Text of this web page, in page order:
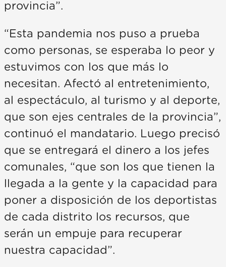
provincia”.
“Esta pandemia nos puso a prueba
como personas, se esperaba lo peor y
estuvimos con los que más lo
necesitan. Afectó al entretenimiento,
al espectáculo, al turismo y al deporte,
que son ejes centrales de la provincia”,
continuó el mandatario. Luego precisó
que se entregará el dinero a los jefes
comunales, “que son los que tienen la
llegada a la gente y la capacidad para
poner a disposición de los deportistas
de cada distrito los recursos, que
serán un empuje para recuperar
nuestra capacidad”.